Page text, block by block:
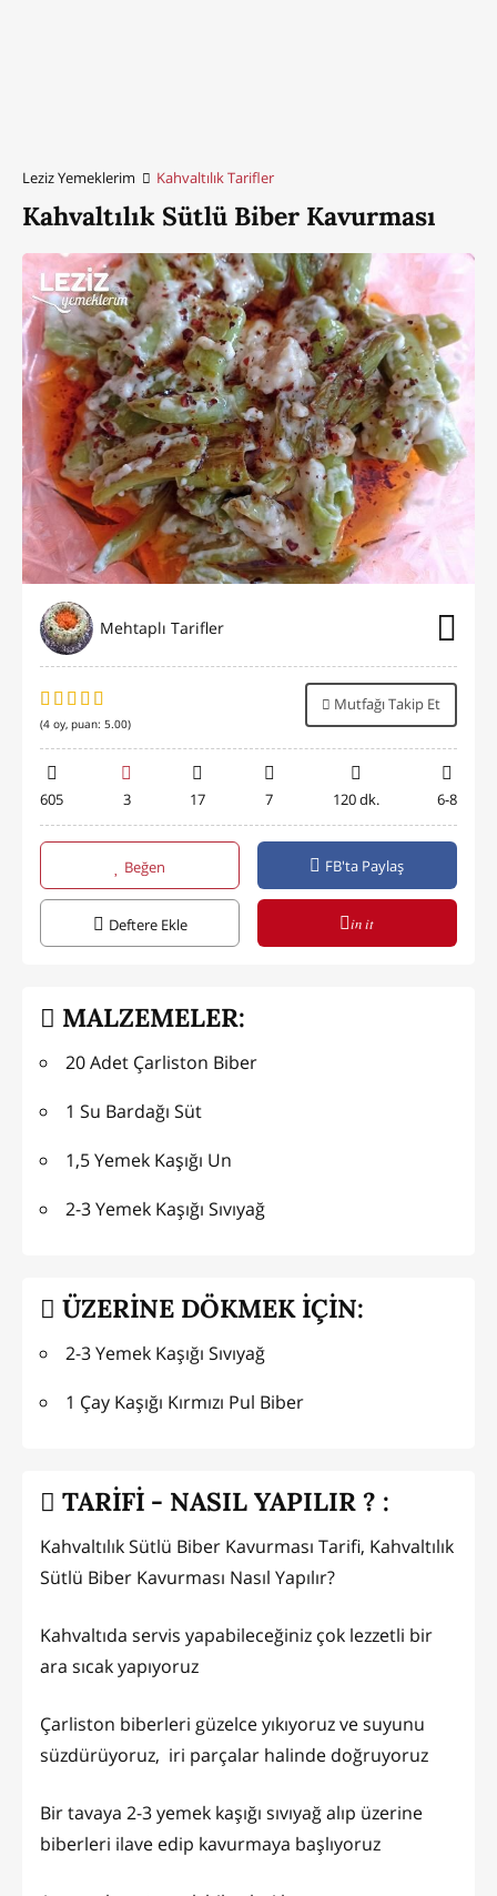
Leziz Yemeklerim Kahvaltılık Tarifler
Kahvaltılık Sütlü Biber Kavurması
Mehtaplı Tarifler
(4 oy, puan: 5.00)
Mutfağı Takip Et
605 3 17 7 120 dk. 6-8
Beğen FB'ta Paylaş
Deftere Ekle in it
MALZEMELER:
20 Adet Çarliston Biber
1 Su Bardağı Süt
1,5 Yemek Kaşığı Un
2-3 Yemek Kaşığı Sıvıyağ
ÜZERİNE DÖKMEK İÇİN:
2-3 Yemek Kaşığı Sıvıyağ
1 Çay Kaşığı Kırmızı Pul Biber
TARİFİ - NASIL YAPILIR ? :
Kahvaltılık Sütlü Biber Kavurması Tarifi, Kahvaltılık
Sütlü Biber Kavurması Nasıl Yapılır?
Kahvaltıda servis yapabileceğiniz çok lezzetli bir
ara sıcak yapıyoruz
Çarliston biberleri güzelce yıkıyoruz ve suyunu
süzdürüyoruz, iri parçalar halinde doğruyoruz
Bir tavaya 2-3 yemek kaşığı sıvıyağ alıp üzerine
biberleri ilave edip kavurmaya başlıyoruz